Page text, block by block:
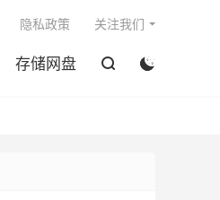
存储网盘  
隐私政策 关注我们